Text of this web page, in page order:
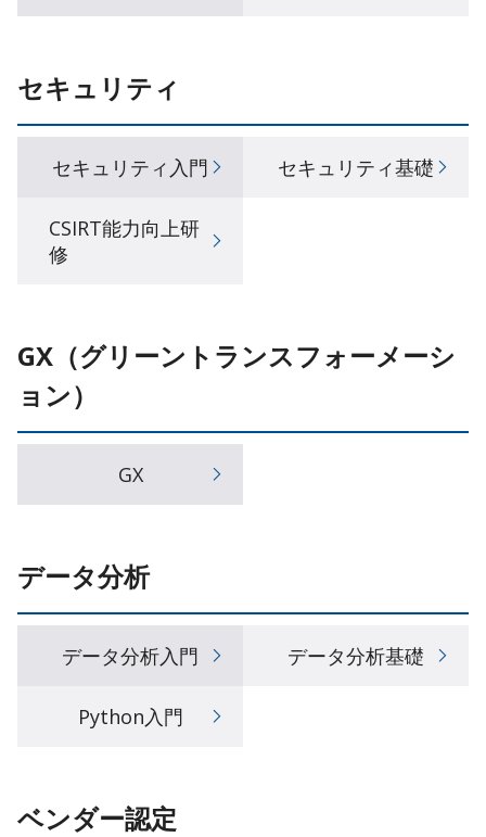
セキュリティ
セキュリティ入門 セキュリティ基礎
CSIRT能力向上研
修
GX（グリーントランスフォーメーシ
ョン）
GX
データ分析
データ分析入門 データ分析基礎
Python入門
ベンダー認定